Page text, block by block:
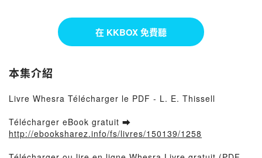
在 KKBOX 免費聽
本集介紹
Livre Whesra Télécharger le PDF - L. E. Thissell
Télécharger eBook gratuit ➡
http://ebooksharez.info/fs/livres/150139/1258